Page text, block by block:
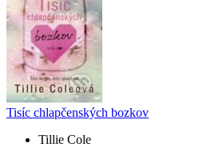
Tisíc chlapčenských bozkov
Tillie Cole